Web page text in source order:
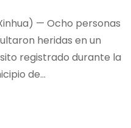
— Ocho personas
heridas en un
registrado durante la
de…